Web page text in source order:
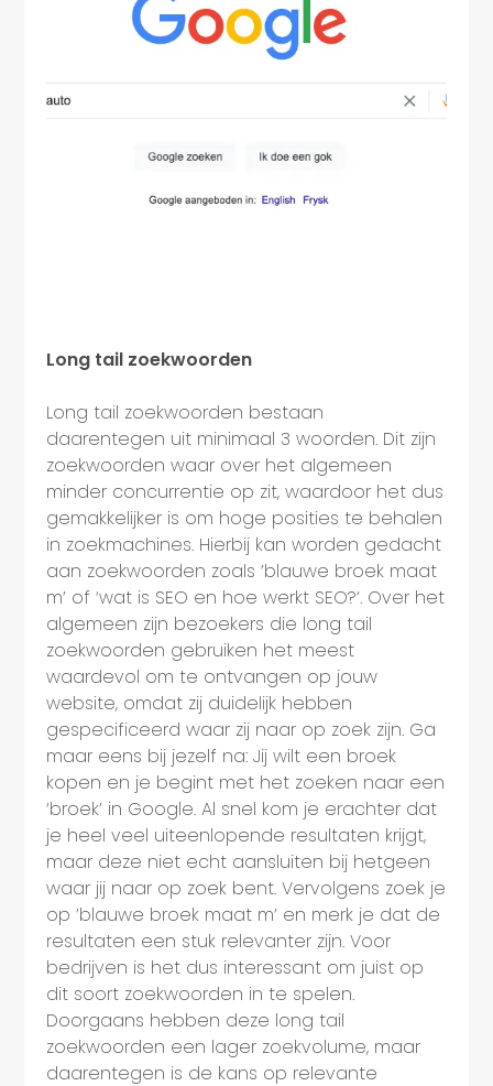
Long tail zoekwoorden
Long tail zoekwoorden bestaan
daarentegen uit minimaal 3 woorden. Dit zijn
zoekwoorden waar over het algemeen
minder concurrentie op zit, waardoor het dus
gemakkelijker is om hoge posities te behalen
in zoekmachines. Hierbij kan worden gedacht
aan zoekwoorden zoals ’blauwe broek maat
m’ of ‘wat is SEO en hoe werkt SEO?’. Over het
algemeen zijn bezoekers die long tail
zoekwoorden gebruiken het meest
waardevol om te ontvangen op jouw
website, omdat zij duidelijk hebben
gespecificeerd waar zij naar op zoek zijn. Ga
maar eens bij jezelf na: Jij wilt een broek
kopen en je begint met het zoeken naar een
‘broek’ in Google. Al snel kom je erachter dat
je heel veel uiteenlopende resultaten krijgt,
maar deze niet echt aansluiten bij hetgeen
waar jij naar op zoek bent. Vervolgens zoek je
op ’blauwe broek maat m’ en merk je dat de
resultaten een stuk relevanter zijn. Voor
bedrijven is het dus interessant om juist op
dit soort zoekwoorden in te spelen.
Doorgaans hebben deze long tail
zoekwoorden een lager zoekvolume, maar
daarentegen is de kans op relevante